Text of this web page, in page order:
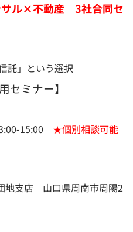
ル×不動産 3社合同セ
託」という選択
セミナー】
15:00 ★個別相談可能
地支店 山口県周南市周陽2